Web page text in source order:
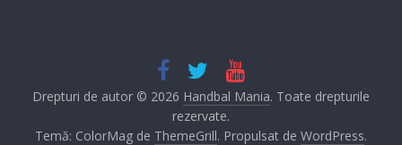
Drepturi de autor © 2026 Handbal Mania. Toate drepturile
rezervate.
Temă: ColorMag de ThemeGrill. Propulsat de WordPress.